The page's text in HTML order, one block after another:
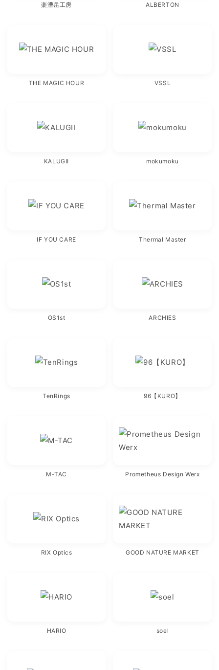
楽漕岳工房 ALBERTON
THE MAGIC HOUR VSSL
KALUGII mokumoku
IF YOU CARE Thermal Master
OS1st ARCHIES
TenRings 96【KURO】
M-TAC Prometheus Design Werx
RIX Optics GOOD NATURE MARKET
HARIO soel